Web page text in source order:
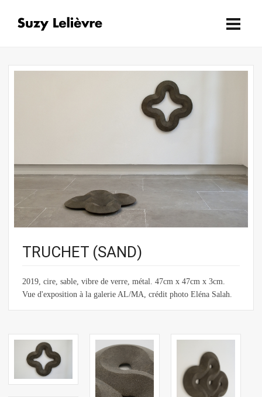
TRUCHET (SAND)
2019, cire, sable, vibre de verre, métal. 47cm x 47cm x 3cm.
Vue d'exposition à la galerie AL/MA, crédit photo Eléna Salah.